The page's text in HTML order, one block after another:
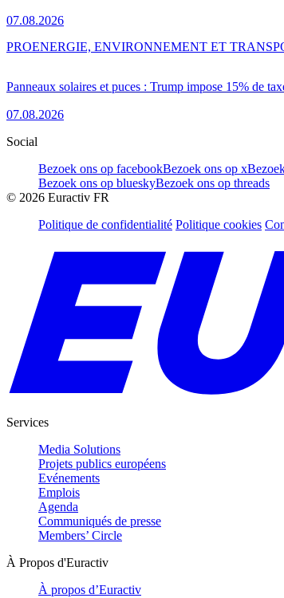
07.08.2026
Panneaux solaires et puces : Trump impose 15% de
07.08.2026
PROENERGIE, ENVIRONNEMENT ET
Social
Bezoek ons op facebookBezoek ons op x
Bezoek ons op blueskyBezoek ons op threads
© 2026 Euractiv FR
Politique de confidentialité Politique cookies
Services
Media Solutions
Projets publics européens
Evénements
Emplois
Agenda
Communiqués de presse
Members’ Circle
À Propos d'Euractiv
À propos d’Euractiv